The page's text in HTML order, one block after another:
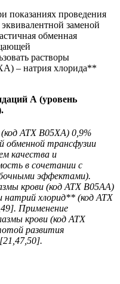
показаниях проведения
заменой
обменная
растворы
– натрия хлорида**
А (уровень
(код АТХ В05ХА) 0,9%
обменной трансфузии
качества и
в сочетании с
эффектами).
крови (код АТХ В05АА)
натрий хлорид** (код АТХ
Применение
крови (код АТХ
развития